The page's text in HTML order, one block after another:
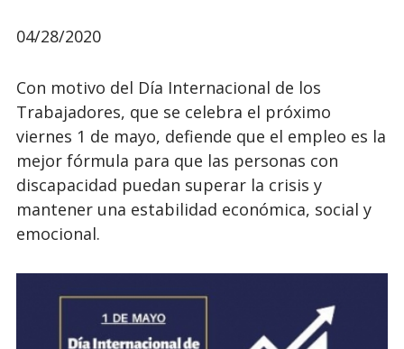
04/28/2020
Con motivo del Día Internacional de los
Trabajadores, que se celebra el próximo
viernes 1 de mayo, defiende que el empleo es la
mejor fórmula para que las personas con
discapacidad puedan superar la crisis y
mantener una estabilidad económica, social y
emocional.